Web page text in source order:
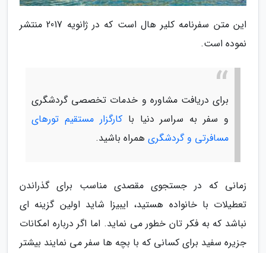
این متن سفرنامه کلیر هال است که در ژانویه 2017 منتشر
نموده است.
برای دریافت مشاوره و خدمات تخصصی گردشگری
و سفر به سراسر دنیا باکارگزار مستقیم تورهای
مسافرتی و گردشگری همراه باشید.
زمانی که در جستجوی مقصدی مناسب برای گذراندن
تعطیلات با خانواده هستید، ایبیزا شاید اولین گزینه ای
نباشد که به فکر تان خطور می نماید. اما اگر درباره امکانات
جزیره سفید برای کسانی که با بچه ها سفر می نمایند بیشتر